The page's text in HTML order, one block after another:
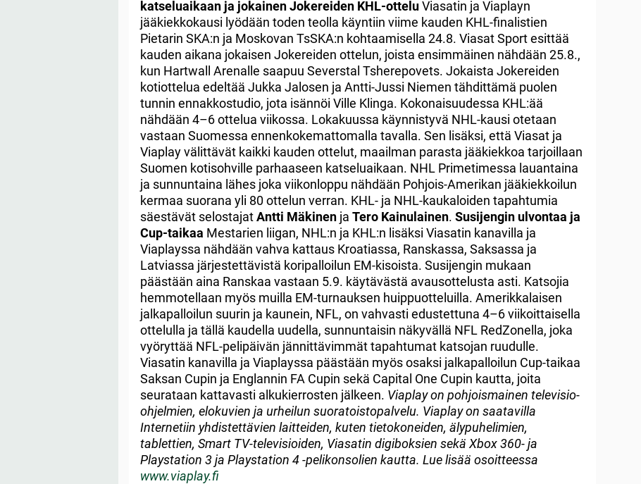
katseluaikaan ja jokainen Jokereiden KHL-otteluViasatin ja Viaplayn
jääkiekkokausi lyödään toden teolla käyntiin viime kauden KHL-finalistien
Pietarin SKA:n ja Moskovan TsSKA:n kohtaamisella 24.8. Viasat Sport esittää
kauden aikana jokaisen Jokereiden ottelun, joista ensimmäinen nähdään 25.8.,
kun Hartwall Arenalle saapuu Severstal Tsherepovets. Jokaista Jokereiden
kotiottelua edeltää Jukka Jalosen ja Antti-Jussi Niemen tähdittämä puolen
tunnin ennakkostudio, jota isännöi Ville Klinga. Kokonaisuudessa KHL:ää
nähdään 4–6 ottelua viikossa. Lokakuussa käynnistyvä NHL-kausi otetaan
vastaan Suomessa ennenkokemattomalla tavalla. Sen lisäksi, että Viasat ja
Viaplay välittävät kaikki kauden ottelut, maailman parasta jääkiekkoa tarjoillaan
Suomen kotisohville parhaaseen katseluaikaan. NHL Primetimessa lauantaina
ja sunnuntaina lähes joka viikonloppu nähdään Pohjois-Amerikan jääkiekkoilun
kermaa suorana yli 80 ottelun verran. KHL- ja NHL-kaukaloiden tapahtumia
säestävät selostajatAntti Mäkinen ja Tero Kainulainen. Susijengin ulvontaa ja
Cup-taikaa Mestarien liigan, NHL:n ja KHL:n lisäksi Viasatin kanavilla ja
Viaplayssa nähdään vahva kattaus Kroatiassa, Ranskassa, Saksassa ja
Latviassa järjestettävistä koripalloilun EM-kisoista. Susijengin mukaan
päästään aina Ranskaa vastaan 5.9. käytävästä avausottelusta asti. Katsojia
hemmotellaan myös muilla EM-turnauksen huippuotteluilla. Amerikkalaisen
jalkapalloilun suurin ja kaunein, NFL, on vahvasti edustettuna 4–6 viikoittaisella
ottelulla ja tällä kaudella uudella, sunnuntaisin näkyvällä NFL RedZonella, joka
vyöryttää NFL-pelipäivän jännittävimmät tapahtumat katsojan ruudulle.
Viasatin kanavilla ja Viaplayssa päästään myös osaksi jalkapalloilun Cup-taikaa
Saksan Cupin ja Englannin FA Cupin sekä Capital One Cupin kautta, joita
seurataan kattavasti alkukierrosten jälkeen. Viaplay on pohjoismainen televisio-
ohjelmien, elokuvien ja urheilun suoratoistopalvelu. Viaplay on saatavilla
Internetiin yhdistettävien laitteiden, kuten tietokoneiden, älypuhelimien,
tablettien, Smart TV-televisioiden, Viasatin digiboksien sekä Xbox 360- ja
Playstation 3 ja Playstation 4 -pelikonsolien kautta. Lue lisää osoitteessa
www.viaplay.fi